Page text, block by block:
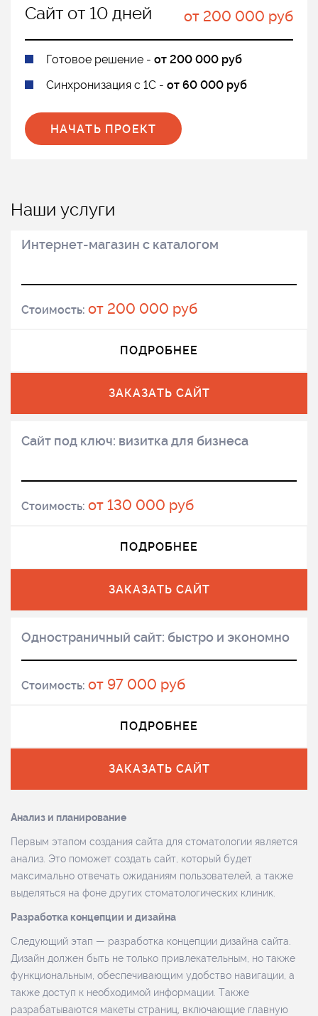
Сайт от 10 дней от 200 000 руб
Готовое решение - от 200 000 руб
Синхронизация с 1С - от 60 000 руб
НАЧАТЬ ПРОЕКТ
Наши услуги
Интернет-магазин с каталогом
Стоимость: от 200 000 руб
ПОДРОБНЕЕ
ЗАКАЗАТЬ САЙТ
Сайт под ключ: визитка для бизнеса
Стоимость: от 130 000 руб
ПОДРОБНЕЕ
ЗАКАЗАТЬ САЙТ
Одностраничный сайт: быстро и экономно
Стоимость: от 97 000 руб
ПОДРОБНЕЕ
ЗАКАЗАТЬ САЙТ
Анализ и планирование
Первым этапом создания сайта для стоматологии является
анализ. Это поможет создать сайт, который будет
максимально отвечать ожиданиям пользователей, а также
выделяться на фоне других стоматологических клиник.
Разработка концепции и дизайна
Следующий этап — разработка концепции дизайна сайта.
Дизайн должен быть не только привлекательным, но также
функциональным, обеспечивающим удобство навигации, а
также доступ к необходимой информации. Также
разрабатываются макеты страниц, включающие главную